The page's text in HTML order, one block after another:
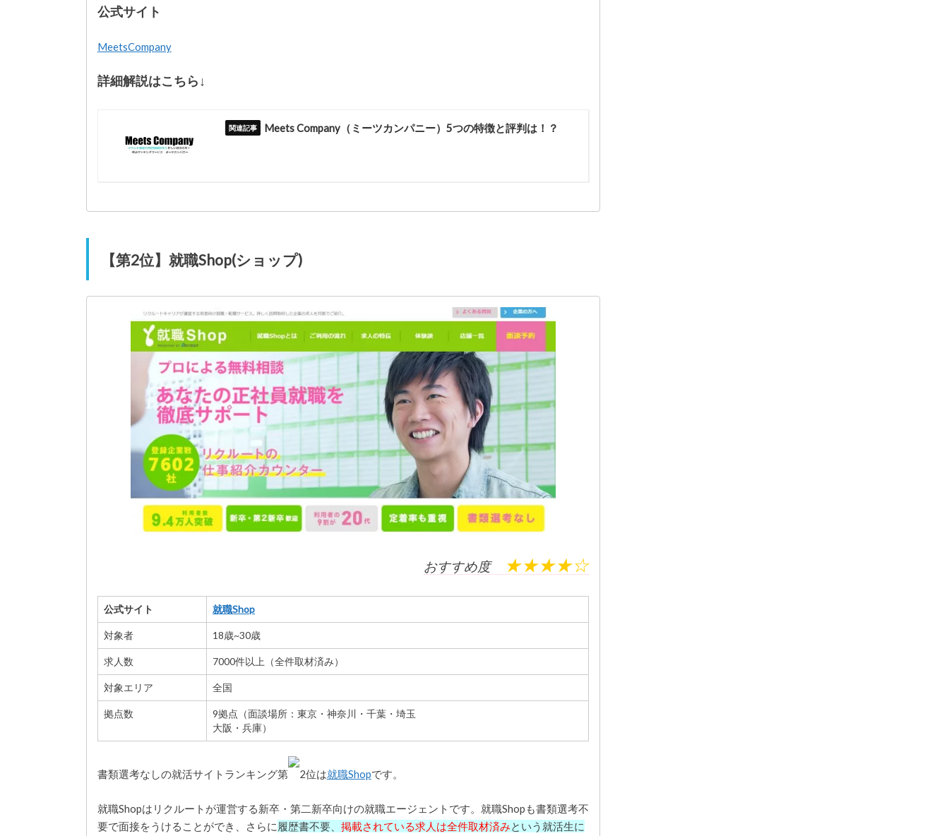
公式サイト
MeetsCompany
詳細解説はこちら↓
Meets Company（ミーツカンパニー）5つの特徴と評判は！？
【第2位】就職Shop(ショップ)
おすすめ度 ★★★★☆
公式サイト 就職Shop
対象者 18歳~30歳
求人数 7000件以上（全件取材済み）
対象エリア 全国
拠点数
9拠点（面談場所：東京・神奈川・千葉・埼玉
大阪・兵庫）
書類選考なしの就活サイトランキング第 2位は就職Shopです。
就職Shopはリクルートが運営する新卒・第二新卒向けの就職エージェントです。就職Shopも書類選考不
要で面接をうけることができ、さらに 履歴書不要、 掲載されている求人は全件取材済みという就活生に